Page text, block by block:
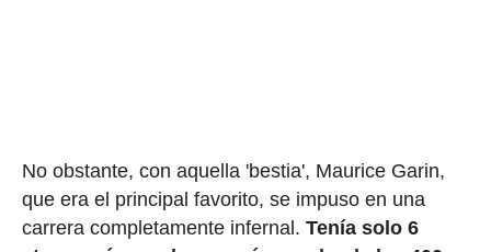
No obstante, con aquella 'bestia', Maurice Garin,
que era el principal favorito, se impuso en una
carrera completamente infernal. Tenía solo 6